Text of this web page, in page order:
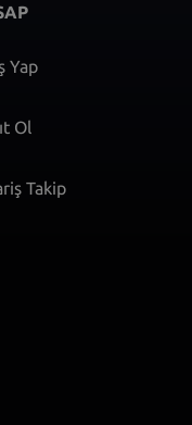
Yap
Ol
Takip